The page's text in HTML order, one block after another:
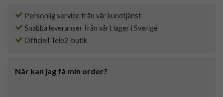
Personlig service från vår kundtjänst
Snabba leveranser från vårt lager i Sverige
Officiell Tele2-butik
När kan jag få min order?